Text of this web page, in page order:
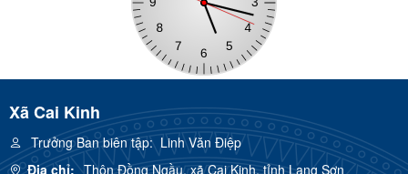
Xã Cai Kinh
Trưởng Ban biên tập:Linh Văn Điệp
Địa chỉ: Thôn Đồng Ngầu, xã Cai Kinh, tỉnh Lạng Sơn